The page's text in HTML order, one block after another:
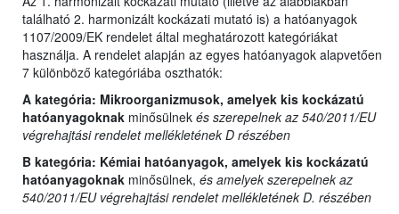
található 2. harmonizált kockázati mutató is) a hatóanyagok
1107/2009/EK rendelet által meghatározott kategóriákat
használja. A rendelet alapján az egyes hatóanyagok alapvetően
7 különböző kategóriába oszthatók:
A kategória: Mikroorganizmusok, amelyek kis kockázatú
hatóanyagoknak minősülnek és szerepelnek az 540/2011/EU
végrehajtási rendelet mellékletének D részében
B kategória: Kémiai hatóanyagok, amelyek kis kockázatú
hatóanyagoknak minősülnek, és amelyek szerepelnek az
540/2011/EU végrehajtási rendelet mellékletének D. részében